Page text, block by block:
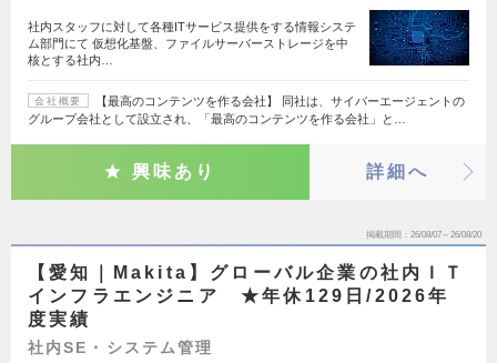
社内スタッフに対して各種ITサービス提供をする情報システ
ム部門にて 仮想化基盤、ファイルサーバーストレージを中
核とする社内…
会社概要
【最高のコンテンツを作る会社】 同社は、サイバーエージェントの
グループ会社として設立され、「最高のコンテンツを作る会社」と…
興味あり 詳細へ
掲載期間 26/08/07～26/08/20
【愛知｜Makita】グローバル企業の社内ＩＴ
インフラエンジニア ★年休129日/2026年
度実績
社内SE・システム管理